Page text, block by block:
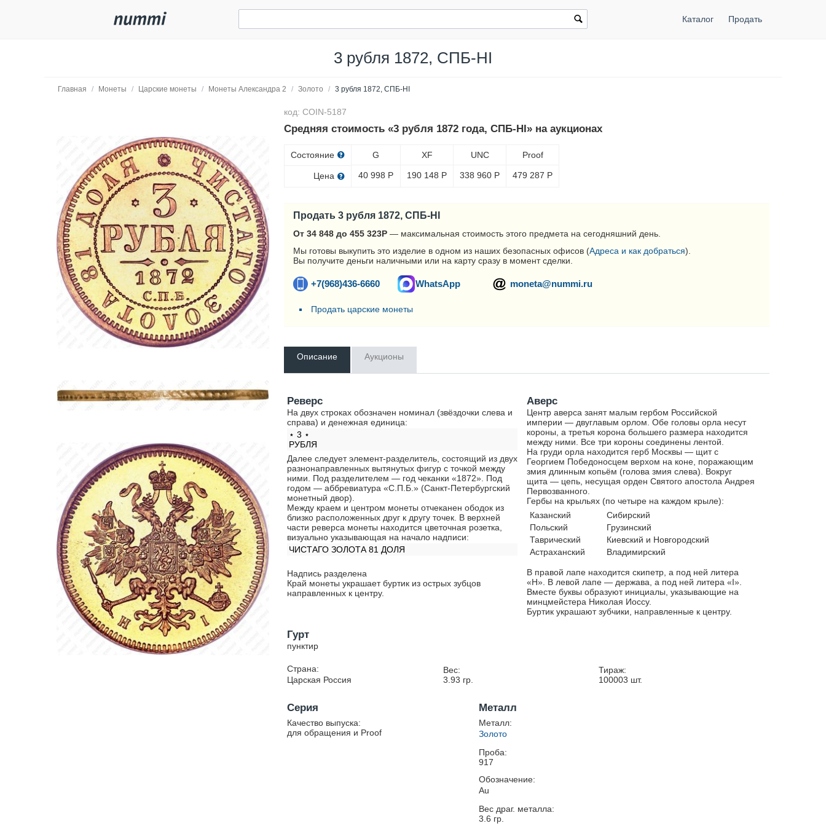
Каталог Продать
3 рубля 1872, СПБ-НІ
Главная / Монеты / Царские монеты / Монеты Александра 2 / Золото / 3 рубля 1872, СПБ-НІ
код: COIN-5187
Средняя стоимость «3 рубля 1872 года, СПБ-НІ» на аукционах
Состояние
Цена
G
40 998 Р
XF
190 148 Р
UNC
338 960 Р
Proof
479 287 Р
Продать 3 рубля 1872, СПБ-НІ
От 34 848 до 455 323Р — максимальная стоимость этого предмета на сегодняшний день.
Мы готовы выкупить это изделие в одном из наших безопасных офисов (Адреса и как добраться).
Вы получите деньги наличными или на карту сразу в момент сделки.
+7(968)436-6660 WhatsApp moneta@nummi.ru
Продать царские монеты
Описание Аукционы
Реверс
На двух строках обозначен номинал (звёздочки слева и
справа) и денежная единица:
⋆ 3 ⋆
РУБЛЯ
Далее следует элемент-разделитель, состоящий из двух
разнонаправленных вытянутых фигур с точкой между
ними. Под разделителем — год чеканки «1872». Под
годом — аббревиатура «С.П.Б.» (Санкт-Петербургский
монетный двор).
Между краем и центром монеты отчеканен ободок из
близко расположенных друг к другу точек. В верхней
части реверса монеты находится цветочная розетка,
визуально указывающая на начало надписи:
ЧИСТАГО ЗОЛОТА 81 ДОЛЯ
Надпись разделена
Край монеты украшает буртик из острых зубцов
направленных к центру.
Аверс
Центр аверса занят малым гербом Российской
империи — двуглавым орлом. Обе головы орла несут
короны, а третья корона большего размера находится
между ними. Все три короны соединены лентой.
На груди орла находится герб Москвы — щит с
Георгием Победоносцем верхом на коне, поражающим
змия длинным копьём (голова змия слева). Вокруг
щита — цепь, несущая орден Святого апостола Андрея
Первозванного.
Гербы на крыльях (по четыре на каждом крыле):
Казанский
Польский
Таврический
Астраханский
Сибирский
Грузинский
Киевский и Новгородский
Владимирский
В правой лапе находится скипетр, а под ней литера
«Н». В левой лапе — держава, а под ней литера «I».
Вместе буквы образуют инициалы, указывающие на
минцмейстера Николая Иоссу.
Буртик украшают зубчики, направленные к центру.
Гурт
пунктир
Страна:
Царская Россия
Вес:
3.93 гр.
Тираж:
100003 шт.
Серия
Качество выпуска:
для обращения и Proof
Металл
Металл:
Золото
Проба:
917
Обозначение:
Au
Вес драг. металла:
3.6 гр.